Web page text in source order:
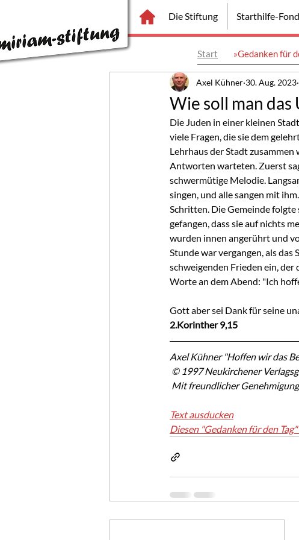
Die Stiftung Starthilfe-
Start »Gedanken für
Wie soll man das
Axel Kühner 30. Aug. 2023
Die Juden in einer kleinen
viele Fragen, die sie dem
Lehrhaus der Stadt zusammen
Antworten warteten. Zuerst
schwermütige Melodie.
singen, und alle sangen mit
Schritten. Die Gemeinde folgte
gefangen, dass sie auf nichts
wurden innen angerührt und
Stunde war vergangen, als das
schweigenden Frieden ein, der
Worte an dem Abend: "Ich
Gott aber sei Dank für seine
2.Korinther 9,15
Axel Kühner "Hoffen wir das
© 1997 Neukirchener
Mit freundlicher
Text ausducken
Diesen "Gedanken für den